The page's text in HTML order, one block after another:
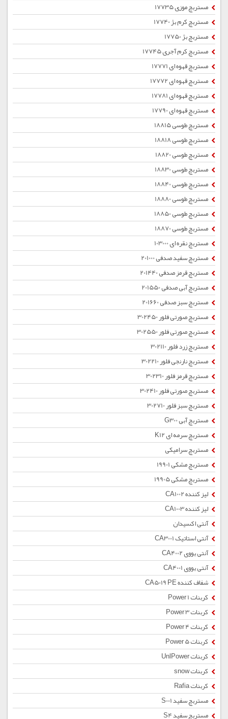
مستربچ موزی 17735
مستربچ کرم بژ 17740
مستربچ بژ 17750
مستربچ کرم آجری 17745
مستربچ قهوه ای 17771
مستربچ قهوه ای 17772
مستربچ قهوه ای 17781
مستربچ قهوه ای 17790
مستربچ طوسی 18815
مستربچ طوسی 18818
مستربچ طوسی 18820
مستربچ طوسی 18830
مستربچ طوسی 18840
مستربچ طوسی 18880
مستربچ طوسی 18850
مستربچ طوسی 18870
مستربچ نقره ای 103000
مستربچ سفید صدفی 201000
مستربچ قرمز صدفی 201440
مستربچ آبی صدفی 201550
مستربچ سبز صدفی 201660
مستربچ صورتی فلور 302450
مستربچ صورتی فلور 302550
مستربچ زرد فلور 302110
مستربچ نارنجی فلور 302210
مستربچ قرمز فلور 302310
مستربچ صورتی فلور 302410
مستربچ سبز فلور 302710
مستربچ آبی G300
مستربچ سرمه ای K12
مستربچ سرامیکی
مستربچ مشکی 19901
مستربچ مشکی 19905
لیز کننده CA1002
لیز کننده CA1003
آنتی اکسیدان
آنتی استاتیک CA3001
آنتی یووی CA4002
آنتی یووی CA4001
شفاف کننده CA5019 PE
کربنات Power 1
کربنات Power 3
کربنات Power 4
کربنات Power 5
کربنات UnlPower
کربنات snow
کربنات Rafia
مستربچ سفید S001
مستربچ سفید S4